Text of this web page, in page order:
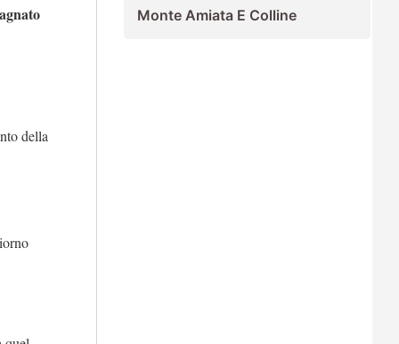
della
Monte Amiata E Colline